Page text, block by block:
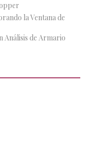
la Ventana de
Análisis de Armario